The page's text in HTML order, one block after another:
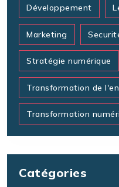
Développement
Marketing
Stratégie numérique
Transformation de
Transformation
Catégories